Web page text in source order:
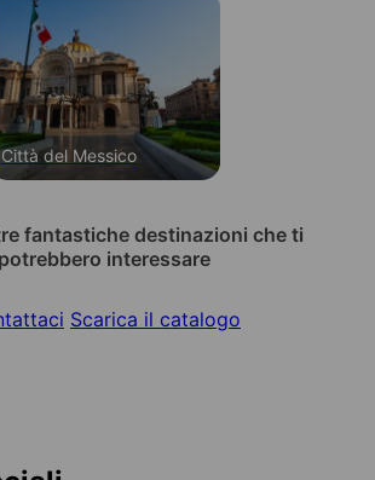
Città del Messico
fantastiche destinazioni che ti
potrebbero interessare
Scarica il catalogo